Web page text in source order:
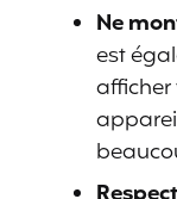
Ne
est
afficher